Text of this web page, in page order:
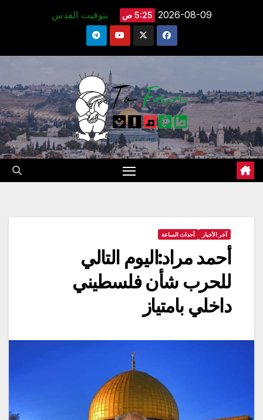
2026-08-09 5:25 ص بتوقيت القدس
آخر الأخبار أحداث الساعة
أحمد مراد:اليوم التالي
للحرب شأن فلسطيني
داخلي بامتياز